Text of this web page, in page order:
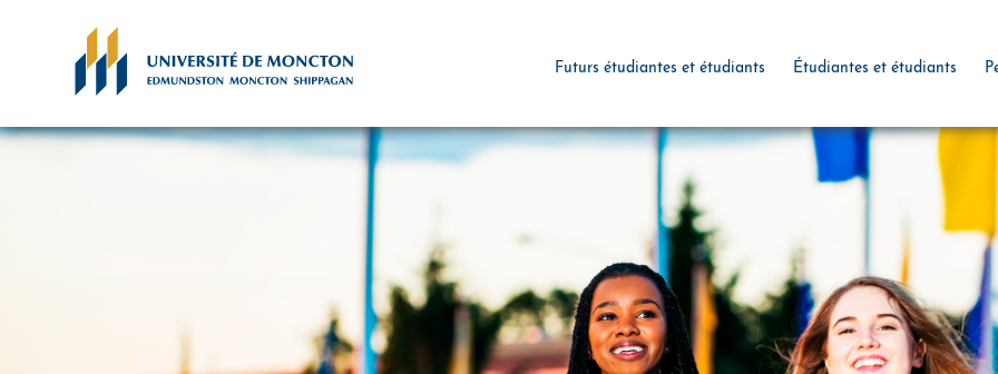
Futurs étudiantes et étudiants Étudiantes et étudiants